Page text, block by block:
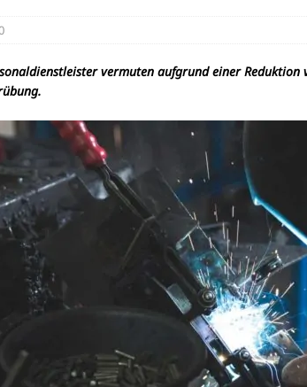
vermuten aufgrund einer Reduktion